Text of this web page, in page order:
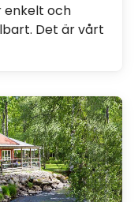
enkelt och
Det är vårt